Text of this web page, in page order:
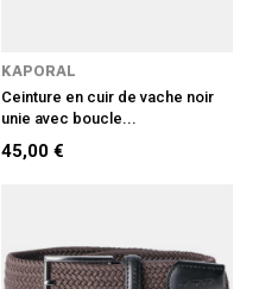
KAPORAL
Ceinture en cuir de vache noir
unie avec boucle...
45,00 €